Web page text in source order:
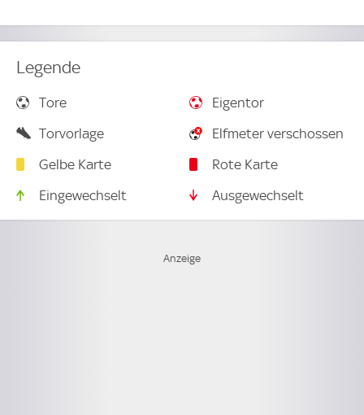
Legende
Tore
Eigentor
Torvorlage
Elfmeter verschossen
Gelbe Karte
Rote Karte
Eingewechselt
Ausgewechselt